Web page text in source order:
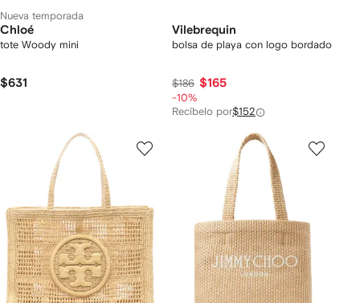
Nueva temporada
Chloé
tote Woody mini
$631
Vilebrequin
bolsa de playa con logo bordado
$186 $165
-10%
Recíbelo por$152